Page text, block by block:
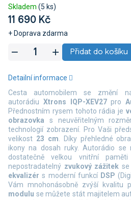
11 690 Kč
+ Doprava zdarma
Skladem (5 ks)
Přidat do košíku
Cesta automobilem se změní
autorádiu Xtrons IQP-XEV27pro
Přednostním rysem tohoto rádia je
obrazovka s neuvěřitelným
technologií zobrazení. Pro Vaši
velikost 23 cm. Díky přehledné
ikony na dosah ruky. Autorádio se
dostatečně velkou vnitřní
nepostradatelný zvukový zážitek
ekvalizér s moderní funkcí DSP
Vám mnohonásobně zvýší kvalitu
modulu se můžete stát majitelem
Detailní informace